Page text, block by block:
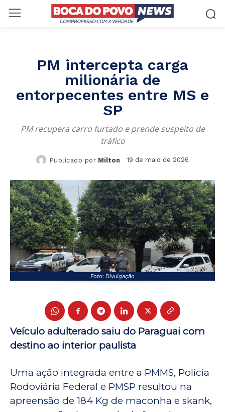
PM intercepta carga
milionária de
entorpecentes entre MS e
SP
PM recupera carro furtado e prende suspeito de
tráfico
Publicado por Milton 19 de maio de 2026
Foto: Divulgação
Veículo adulterado saiu do Paraguai com
destino ao interior paulista
Uma ação integrada entre a PMMS, Polícia
Rodoviária Federal e PMSP resultou na
apreensão de 184 Kg de maconha e skank,